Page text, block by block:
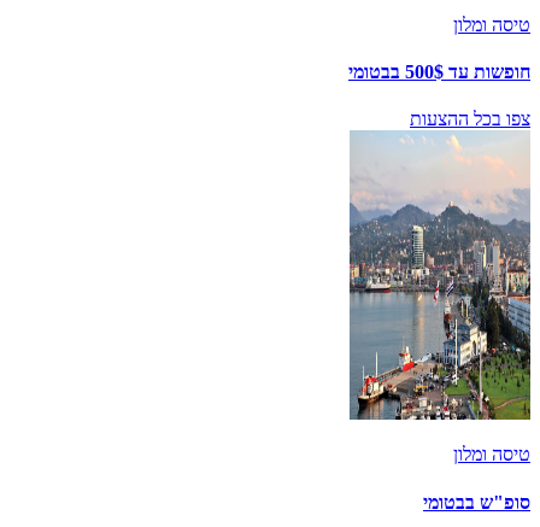
טיסה ומלון
חופשות עד 500$ בבטומי
צפו בכל ההצעות
טיסה ומלון
סופ"ש בבטומי